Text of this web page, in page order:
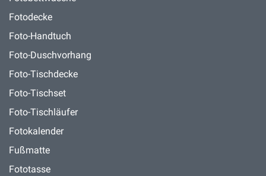
Fotodecke
Foto-Handtuch
Foto-Duschvorhang
Foto-Tischdecke
Foto-Tischset
Foto-Tischläufer
Fotokalender
Fußmatte
Fototasse